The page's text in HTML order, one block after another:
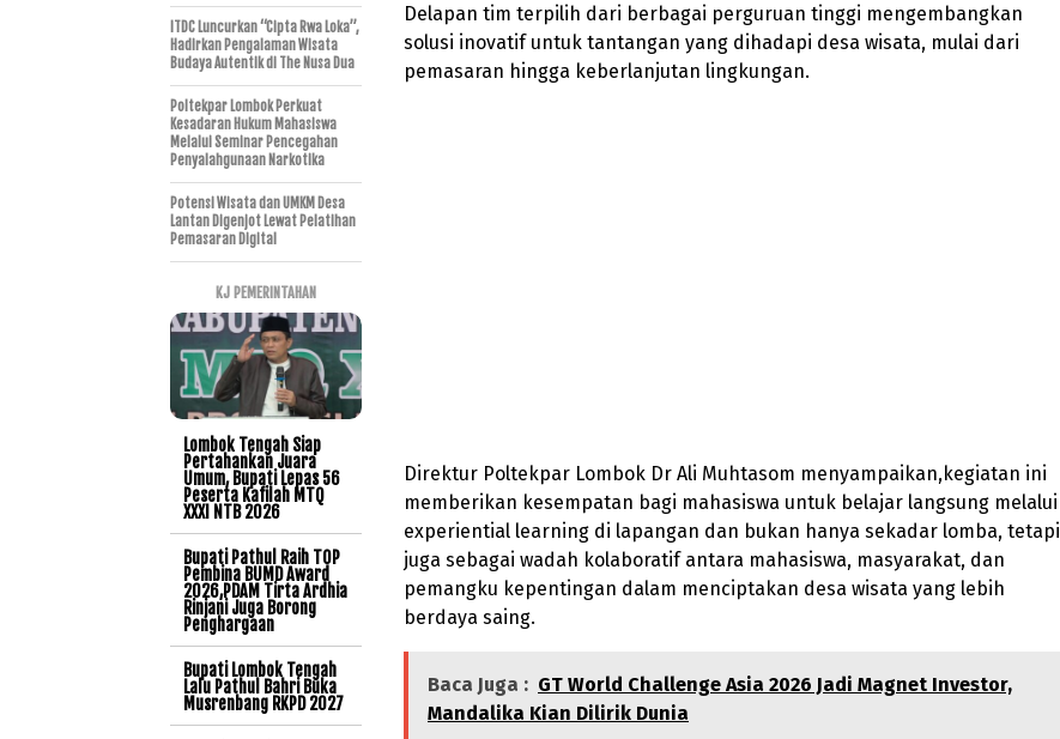
Delapan tim terpilih dari berbagai perguruan tinggi mengembangkan
solusi inovatif untuk tantangan yang dihadapi desa wisata, mulai dari
pemasaran hingga keberlanjutan lingkungan.
Direktur Poltekpar Lombok Dr Ali Muhtasom menyampaikan,kegiatan ini
memberikan kesempatan bagi mahasiswa untuk belajar langsung melalui
experiential learning di lapangan dan bukan hanya sekadar lomba, tetapi
juga sebagai wadah kolaboratif antara mahasiswa, masyarakat, dan
pemangku kepentingan dalam menciptakan desa wisata yang lebih
berdaya saing.
Baca Juga : GT World Challenge Asia 2026 Jadi Magnet Investor,
Mandalika Kian Dilirik Dunia
ITDC Luncurkan “Cipta Rwa Loka”,
Hadirkan Pengalaman Wisata
Budaya Autentik di The Nusa Dua
Poltekpar Lombok Perkuat
Kesadaran Hukum Mahasiswa
Melalui Seminar Pencegahan
Penyalahgunaan Narkotika
Potensi Wisata dan UMKM Desa
Lantan Digenjot Lewat Pelatihan
Pemasaran Digital
KJ PEMERINTAHAN
Lombok Tengah Siap
Pertahankan Juara
Umum, Bupati Lepas 56
Peserta Kafilah MTQ
XXXI NTB 2026
Bupati Pathul Raih TOP
Pembina BUMD Award
2026,PDAM Tirta Ardhia
Rinjani Juga Borong
Penghargaan
Bupati Lombok Tengah
Lalu Pathul Bahri Buka
Musrenbang RKPD 2027